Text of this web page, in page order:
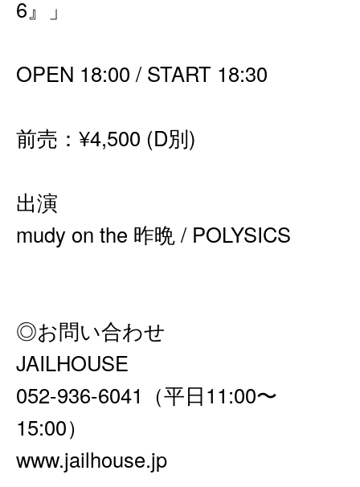
6』」
OPEN 18:00 / START 18:30
前売：¥4,500 (D別)
出演
mudy on the 昨晩 / POLYSICS
◎お問い合わせ
JAILHOUSE
052-936-6041（平⽇11:00〜
15:00）
www.jailhouse.jp